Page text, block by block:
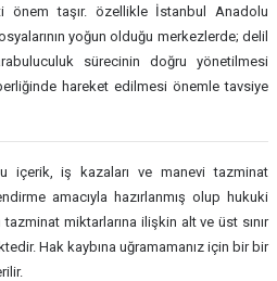
önem taşır. özellikle İstanbul Anadolu
yoğun olduğu merkezlerde; delil
sürecinin doğru yönetilmesi
hareket edilmesi önemle tavsiye
içerik, iş kazaları ve manevi tazminat
amacıyla hazırlanmış olup hukuki
tazminat miktarlarına ilişkin alt ve üst sınır
Hak kaybına uğramamanız için bir bir